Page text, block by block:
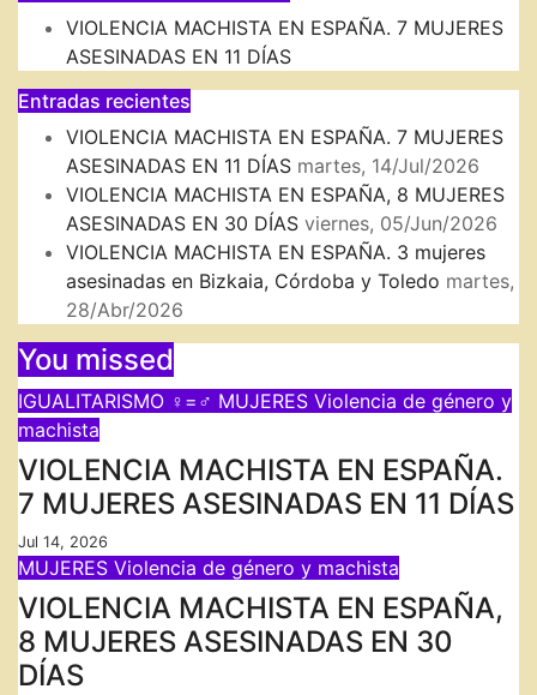
VIOLENCIA MACHISTA EN ESPAÑA. 7 MUJERES
ASESINADAS EN 11 DÍAS
Entradas recientes
VIOLENCIA MACHISTA EN ESPAÑA. 7 MUJERES
ASESINADAS EN 11 DÍAS martes, 14/Jul/2026
VIOLENCIA MACHISTA EN ESPAÑA, 8 MUJERES
ASESINADAS EN 30 DÍAS viernes, 05/Jun/2026
VIOLENCIA MACHISTA EN ESPAÑA. 3 mujeres
asesinadas en Bizkaia, Córdoba y Toledo martes,
28/Abr/2026
You missed
IGUALITARISMO ♀=♂ MUJERES Violencia de género y
machista
VIOLENCIA MACHISTA EN ESPAÑA.
7 MUJERES ASESINADAS EN 11 DÍAS
Jul 14, 2026
MUJERES Violencia de género y machista
VIOLENCIA MACHISTA EN ESPAÑA,
8 MUJERES ASESINADAS EN 30
DÍAS